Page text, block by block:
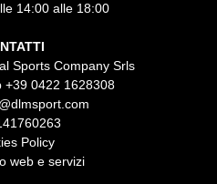
14:00 alle 18:00
Sports Company Srls
+39 0422 1628308
Policy
web e servizi